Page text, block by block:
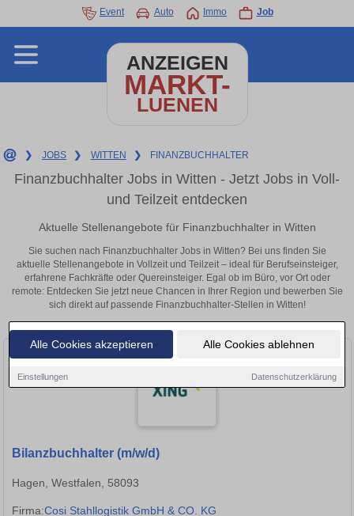
Alle Cookies akzeptieren Alle Cookies ablehnen
Einstellungen Datenschutzerklärung
Event Auto Immo Job
ANZEIGEN
MARKT-
LUENEN
❯ JOBS ❯ WITTEN ❯ FINANZBUCHHALTER
Finanzbuchhalter Jobs in Witten - Jetzt Jobs in Voll-
und Teilzeit entdecken
Aktuelle Stellenangebote für Finanzbuchhalter in Witten
Sie suchen nach Finanzbuchhalter Jobs in Witten? Bei uns finden Sie
aktuelle Stellenangebote in Vollzeit und Teilzeit – ideal für Berufseinsteiger,
erfahrene Fachkräfte oder Quereinsteiger. Egal ob im Büro, vor Ort oder
remote: Entdecken Sie jetzt neue Chancen in Ihrer Region und bewerben Sie
sich direkt auf passende Finanzbuchhalter-Stellen in Witten!
Bilanzbuchhalter (m/w/d)
Hagen, Westfalen, 58093
Firma:Cosi Stahllogistik GmbH & CO. KG